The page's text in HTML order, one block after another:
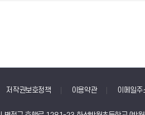
저작권보호정책 이용약관 이메일